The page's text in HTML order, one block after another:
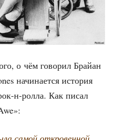
о чём гово­рил Брай­ан
начи­на­ет­ся исто­рия
н-рол­ла. Как писал